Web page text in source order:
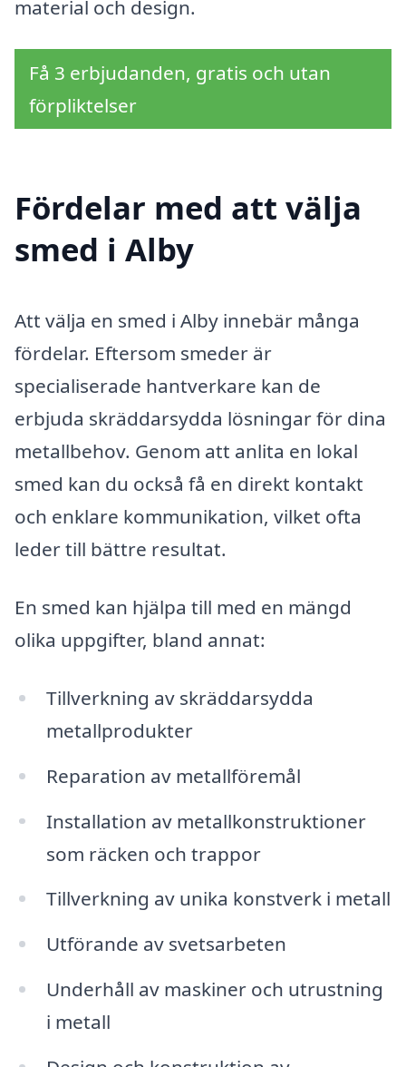
material och design.
Få 3 erbjudanden, gratis och utan
förpliktelser
Fördelar med att välja
smed i Alby
Att välja en smed i Alby innebär många
fördelar. Eftersom smeder är
specialiserade hantverkare kan de
erbjuda skräddarsydda lösningar för dina
metallbehov. Genom att anlita en lokal
smed kan du också få en direkt kontakt
och enklare kommunikation, vilket ofta
leder till bättre resultat.
En smed kan hjälpa till med en mängd
olika uppgifter, bland annat:
Tillverkning av skräddarsydda
metallprodukter
Reparation av metallföremål
Installation av metallkonstruktioner
som räcken och trappor
Tillverkning av unika konstverk i metall
Utförande av svetsarbeten
Underhåll av maskiner och utrustning
i metall